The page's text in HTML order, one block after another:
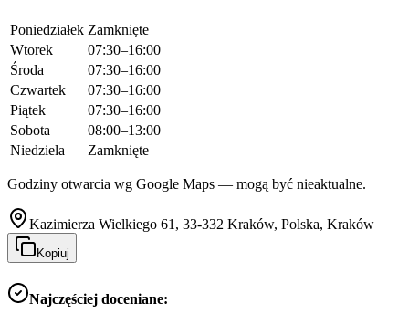
Poniedziałek Zamknięte
Wtorek
07:30–16:00
Środa
07:30–16:00
Czwartek
07:30–16:00
Piątek
07:30–16:00
Sobota
08:00–13:00
Niedziela
Zamknięte
Godziny otwarcia wg Google Maps — mogą być nieaktualne.
Kazimierza Wielkiego 61, 33-332 Kraków, Polska, Kraków
Kopiuj
Najczęściej doceniane: